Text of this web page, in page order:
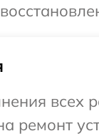
всех
ремонт